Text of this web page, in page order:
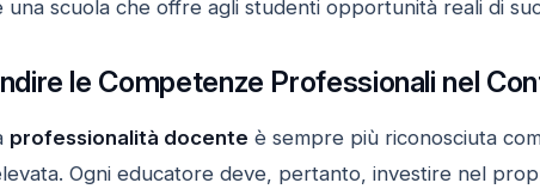
scuola che offre agli studenti opportunità reali di
le Competenze Professionali nel
professionalità docente è sempre più riconosciuta
Ogni educatore deve, pertanto, investire nel